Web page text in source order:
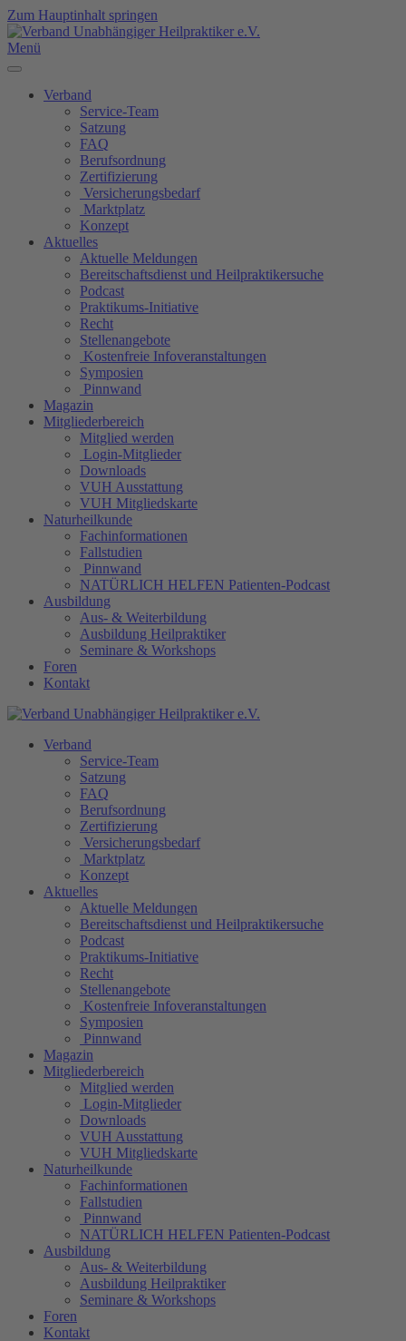
Zum Hauptinhalt springen
Menü
Verband
Service-Team
Satzung
FAQ
Berufsordnung
Zertifizierung
Versicherungsbedarf
Marktplatz
Konzept
Aktuelles
Aktuelle Meldungen
Bereitschaftsdienst und Heilpraktikersuche
Podcast
Praktikums-Initiative
Recht
Stellenangebote
Kostenfreie Infoveranstaltungen
Symposien
Pinnwand
Magazin
Mitgliederbereich
Mitglied werden
Login-Mitglieder
Downloads
VUH Ausstattung
VUH Mitgliedskarte
Naturheilkunde
Fachinformationen
Fallstudien
Pinnwand
NATÜRLICH HELFEN Patienten-Podcast
Ausbildung
Aus- & Weiterbildung
Ausbildung Heilpraktiker
Seminare & Workshops
Foren
Kontakt
Verband
Service-Team
Satzung
FAQ
Berufsordnung
Zertifizierung
Versicherungsbedarf
Marktplatz
Konzept
Aktuelles
Aktuelle Meldungen
Bereitschaftsdienst und Heilpraktikersuche
Podcast
Praktikums-Initiative
Recht
Stellenangebote
Kostenfreie Infoveranstaltungen
Symposien
Pinnwand
Magazin
Mitgliederbereich
Mitglied werden
Login-Mitglieder
Downloads
VUH Ausstattung
VUH Mitgliedskarte
Naturheilkunde
Fachinformationen
Fallstudien
Pinnwand
NATÜRLICH HELFEN Patienten-Podcast
Ausbildung
Aus- & Weiterbildung
Ausbildung Heilpraktiker
Seminare & Workshops
Foren
Kontakt